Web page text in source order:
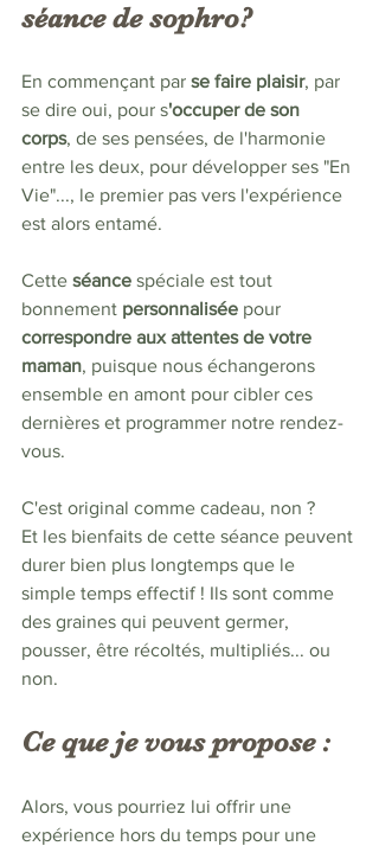
séance de sophro?
En commençant par se faire plaisir, par
se dire oui, pour s'occuper de son
corps, de ses pensées, de l'harmonie
entre les deux, pour développer ses "En
Vie"..., le premier pas vers l'expérience
est alors entamé.
Cette séance spéciale est tout
bonnement personnalisée pour
correspondre aux attentes de votre
maman, puisque nous échangerons
ensemble en amont pour cibler ces
dernières et programmer notre rendez-
vous.
C'est original comme cadeau, non ?
Et les bienfaits de cette séance peuvent
durer bien plus longtemps que le
simple temps effectif ! Ils sont comme
des graines qui peuvent germer,
pousser, être récoltés, multipliés... ou
non.
Ce que je vous propose :
Alors, vous pourriez lui offrir une
expérience hors du temps pour une